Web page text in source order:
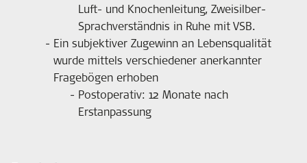
Luft- und Knochenleitung, Zweisilber-
Sprachverständnis in Ruhe mit VSB.
Ein subjektiver Zugewinn an Lebensqualität
wurde mittels verschiedener anerkannter
Fragebögen erhoben
Postoperativ: 12 Monate nach
Erstanpassung